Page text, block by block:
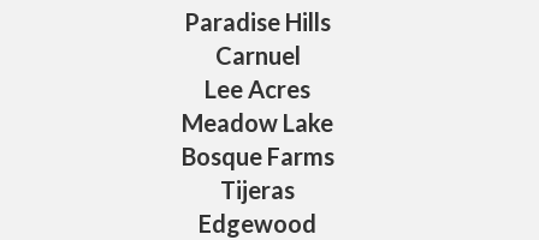
Paradise Hills
Carnuel
Lee Acres
Meadow Lake
Bosque Farms
Tijeras
Edgewood